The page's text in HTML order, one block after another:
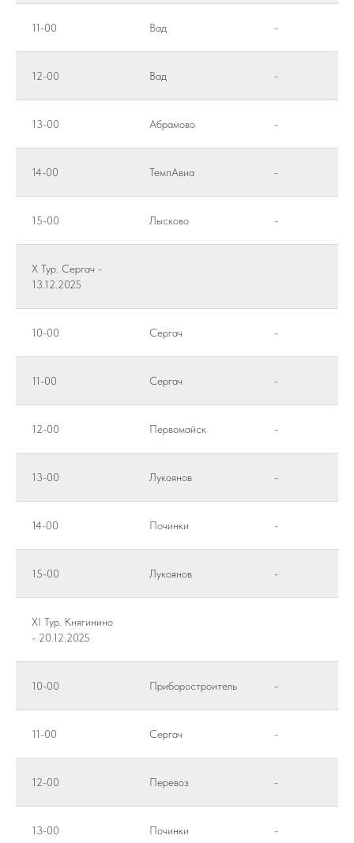
11-00 Вад -
12-00 Вад -
13-00 Абрамово -
14-00 ТемпАвиа -
15-00 Лысково -
X Тур. Сергач -
13.12.2025
10-00 Сергач -
11-00 Сергач -
12-00 Первомайск -
13-00 Лукоянов -
14-00 Починки -
15-00 Лукоянов -
XI Тур. Княгинино
- 20.12.2025
10-00 Приборостроитель -
11-00 Сергач -
12-00 Перевоз -
13-00 Починки -